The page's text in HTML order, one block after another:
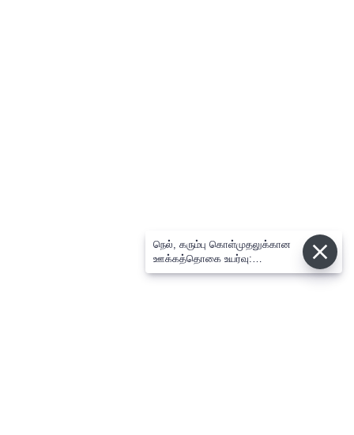
நெல், கரும்பு கொள்முதலுக்கான
ஊக்கத்தொகை உயர்வு:
சட்டசபையில் முதல்-அமைச்சர்